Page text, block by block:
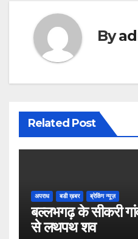
By
Related Post
अपराध बडी ख़बर ब्रेकिंग न्यूज़
बल्लभगढ़ के सीकरी
से लथपथ शव